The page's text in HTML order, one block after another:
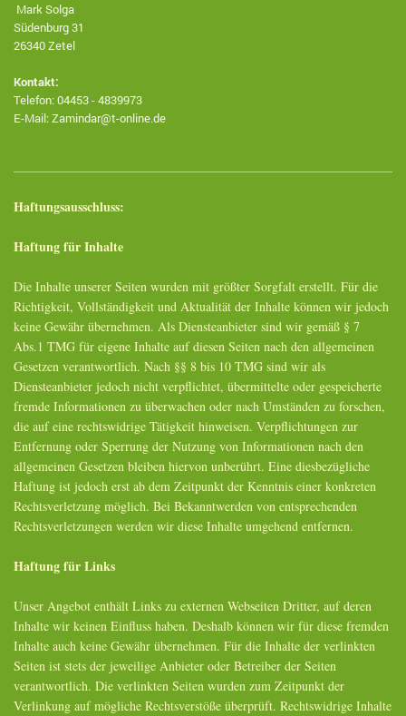
Mark Solga
Südenburg 31
26340 Zetel
Kontakt:
Telefon: 04453 - 4839973
E-Mail: Zamindar@t-online.de
Haftungsausschluss:
Haftung für Inhalte
Die Inhalte unserer Seiten wurden mit größter Sorgfalt erstellt. Für die
Richtigkeit, Vollständigkeit und Aktualität der Inhalte können wir jedoch
keine Gewähr übernehmen. Als Diensteanbieter sind wir gemäß § 7
Abs.1 TMG für eigene Inhalte auf diesen Seiten nach den allgemeinen
Gesetzen verantwortlich. Nach §§ 8 bis 10 TMG sind wir als
Diensteanbieter jedoch nicht verpflichtet, übermittelte oder gespeicherte
fremde Informationen zu überwachen oder nach Umständen zu forschen,
die auf eine rechtswidrige Tätigkeit hinweisen. Verpflichtungen zur
Entfernung oder Sperrung der Nutzung von Informationen nach den
allgemeinen Gesetzen bleiben hiervon unberührt. Eine diesbezügliche
Haftung ist jedoch erst ab dem Zeitpunkt der Kenntnis einer konkreten
Rechtsverletzung möglich. Bei Bekanntwerden von entsprechenden
Rechtsverletzungen werden wir diese Inhalte umgehend entfernen.
Haftung für Links
Unser Angebot enthält Links zu externen Webseiten Dritter, auf deren
Inhalte wir keinen Einfluss haben. Deshalb können wir für diese fremden
Inhalte auch keine Gewähr übernehmen. Für die Inhalte der verlinkten
Seiten ist stets der jeweilige Anbieter oder Betreiber der Seiten
verantwortlich. Die verlinkten Seiten wurden zum Zeitpunkt der
Verlinkung auf mögliche Rechtsverstöße überprüft. Rechtswidrige Inhalte